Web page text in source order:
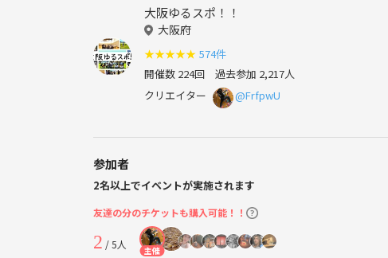
大阪ゆるスポ！！
大阪府
★★★★★ 574件
開催数 224回 過去参加 2,217人
クリエイター
@FrfpwU
参加者
2名以上でイベントが実施されます
友達の分のチケットも購入可能！！
2 / 5人 主催